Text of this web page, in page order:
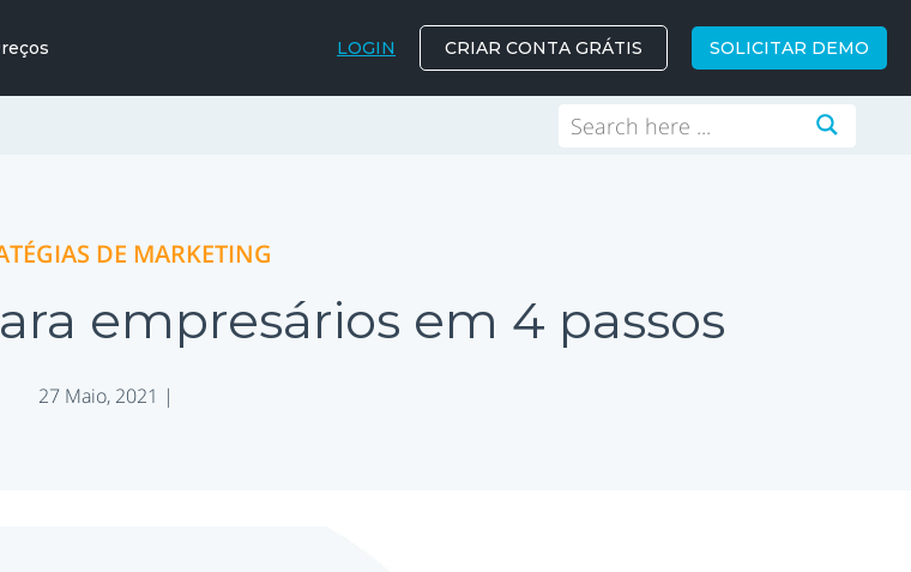
SOLICITAR DEMO
CRIAR CONTA GRÁTIS
LOGIN
DE MARKETING
empresários em 4 passos
27 Maio, 2021 |